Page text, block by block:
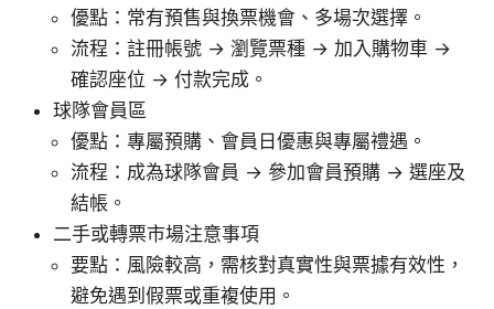
優點：常有預售與換票機會、多場次選擇。
流程：註冊帳號 → 瀏覽票種 → 加入購物車 →
確認座位 → 付款完成。
球隊會員區
優點：專屬預購、會員日優惠與專屬禮遇。
流程：成為球隊會員 → 參加會員預購 → 選座及
結帳。
二手或轉票市場注意事項
要點：風險較高，需核對真實性與票據有效性，
避免遇到假票或重複使用。